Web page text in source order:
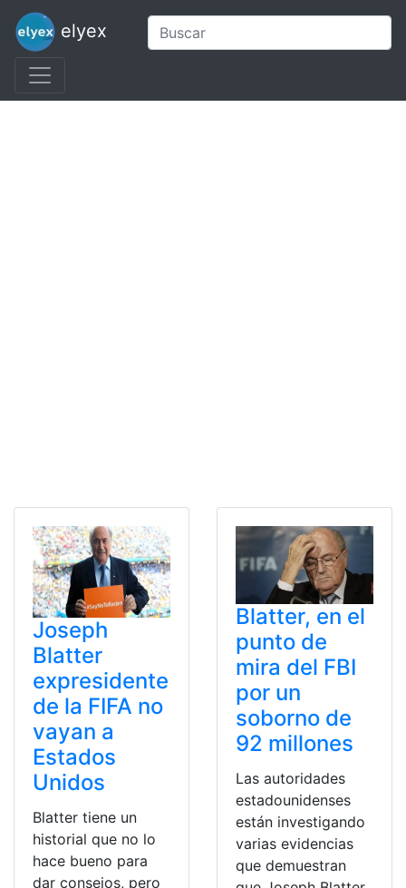
elyex
Joseph
Blatter
expresidente
de la FIFA no
vayan a
Estados
Unidos
Blatter tiene un
historial que no lo
hace bueno para
dar consejos, pero
Blatter, en el
punto de
mira del FBI
por un
soborno de
92 millones
Las autoridades
estadounidenses
están investigando
varias evidencias
que demuestran